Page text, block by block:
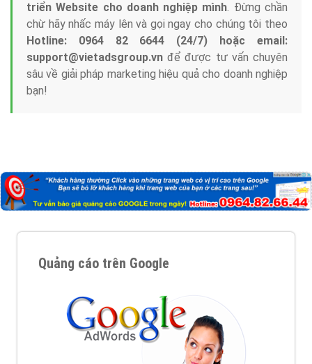
triển Website cho doanh nghiệp mình. Đừng chần
chừ hãy nhấc máy lên và gọi ngay cho chúng tôi theo
Hotline: 0964 82 6644 (24/7) hoặc email:
support@vietadsgroup.vn để được tư vấn chuyên
sâu về giải pháp marketing hiệu quả cho doanh nghiệp
bạn!
Quảng cáo trên Google